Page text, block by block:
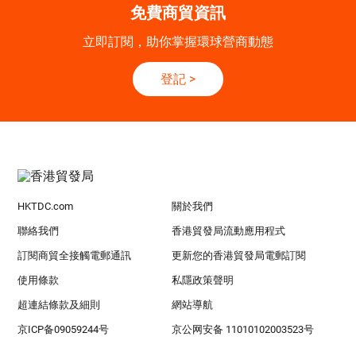
免費商貿資訊
立即訂閱，助你掌握環球營商動態
登記 >
HKTDC.com 關於我們
聯絡我們 香港貿發局流動應用程式
訂閱商貿全接觸電郵通訊 更新您的香港貿發局電郵訂閱
使用條款 私隱政策聲明
超連結條款及細則 網站導航
京ICP备09059244号 京公网安备 11010102003523号